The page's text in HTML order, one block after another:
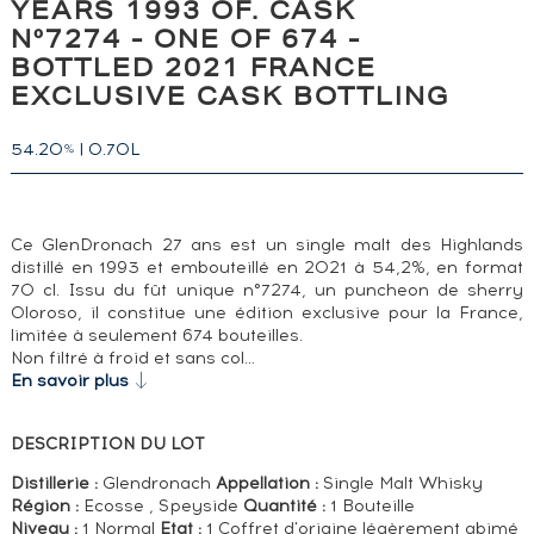
YEARS 1993 OF. CASK
N°7274 - ONE OF 674 -
BOTTLED 2021 FRANCE
EXCLUSIVE CASK BOTTLING
54.20% | 0.70L
Ce GlenDronach 27 ans est un single malt des Highlands
distillé en 1993 et embouteillé en 2021 à 54,2%, en format
70 cl. Issu du fût unique n°7274, un puncheon de sherry
Oloroso, il constitue une édition exclusive pour la France,
limitée à seulement 674 bouteilles.
Non filtré à froid et sans col…
En savoir plus
DESCRIPTION DU LOT
Distillerie :Glendronach Appellation :Single Malt Whisky
Région : Ecosse , Speyside Quantité :1 Bouteille
Niveau :1 Normal Etat :1 Coffret d'origine légèrement abimé